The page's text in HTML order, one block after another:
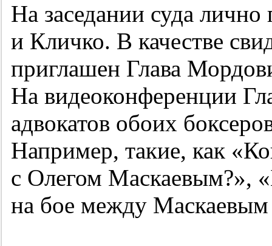
На заседании суда
и Кличко. В качестве
приглашен Глава
На видеоконференции
адвокатов обоих
Например, такие, как
с Олегом Маскаевым?»,
на бое между